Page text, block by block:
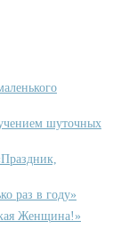
шуточных
раз в году»
Женщина!»